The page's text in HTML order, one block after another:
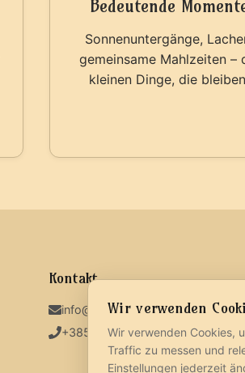
Bedeutende
Sonnenuntergänge,
gemeinsame Mahlzeiten –
kleinen Dinge, die
Kontakt
info@lunasky-bay.com
+385 99 218 3271
Wir verwenden
Wir verwenden Cookies,
Traffic zu messen und
Einstellungen jederzeit